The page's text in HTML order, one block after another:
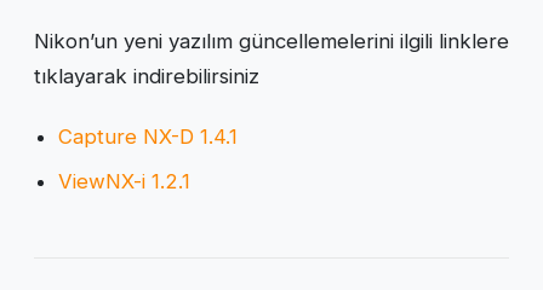
Nikon’un yeni yazılım güncellemelerini ilgili linklere
tıklayarak indirebilirsiniz
Capture NX-D 1.4.1
ViewNX-i 1.2.1